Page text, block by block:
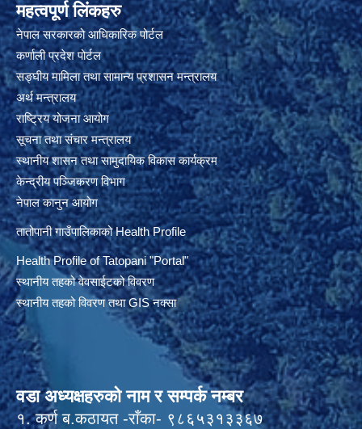
महत्वपूर्ण लिंकहरु
नेपाल सरकारको आधिकारिक पोर्टल
कर्णाली प्रदेश पोर्टल
सङ्घीय मामिला तथा सामान्य प्रशासन मन्त्रालय
अर्थ मन्त्रालय
राष्ट्रिय योजना आयोग
सूचना तथा संचार मन्त्रालय
स्थानीय शासन तथा सामुदायिक विकास कार्यक्रम
केन्द्रीय पञ्जिकरण विभाग
नेपाल कानुन आयोग
तातोपानी गाउँपालिकाको Health Profile
Health Profile of Tatopani"Portal"
स्थानीय तहको वेवसाईटको विवरण
स्थानीय तहको विवरण तथा GIS नक्सा
वडा अध्यक्षहरुको नाम र सम्पर्क नम्बर
१. कर्ण ब.कठायत -राँका- ९८६५३१३३६७